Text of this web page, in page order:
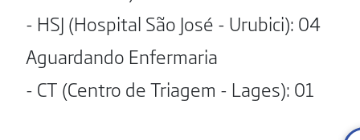
- HSJ (Hospital São José - Urubici): 04
Aguardando Enfermaria
- CT (Centro de Triagem - Lages): 01